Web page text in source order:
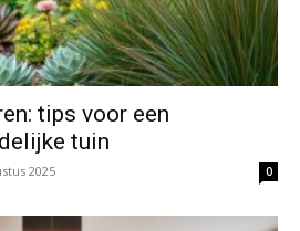
tips voor een
tuin
2025 0